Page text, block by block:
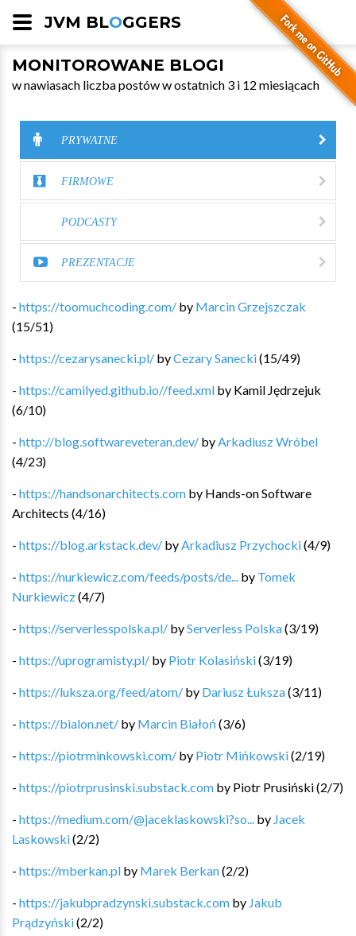
JVM BLOGGERS
MONITOROWANE BLOGI
w nawiasach liczba postów w ostatnich 3 i 12 miesiącach
PRYWATNE
FIRMOWE
PODCASTY
PREZENTACJE
- https://toomuchcoding.com/ by Marcin Grzejszczak
(15/51)
- https://cezarysanecki.pl/ byCezary Sanecki(15/49)
- https://camilyed.github.io//feed.xml by Kamil Jędrzejuk
(6/10)
- http://blog.softwareveteran.dev/ by Arkadiusz Wróbel
(4/23)
- https://handsonarchitects.com by Hands-on Software
Architects (4/16)
- https://blog.arkstack.dev/ by Arkadiusz Przychocki(4/9)
- https://nurkiewicz.com/feeds/posts/de... by Tomek
Nurkiewicz(4/7)
- https://serverlesspolska.pl/ byServerless Polska(3/19)
- https://uprogramisty.pl/ by Piotr Kolasiński(3/19)
- https://luksza.org/feed/atom/ by Dariusz Łuksza(3/11)
- https://bialon.net/ by Marcin Białoń (3/6)
- https://piotrminkowski.com/ by Piotr Mińkowski(2/19)
- https://piotrprusinski.substack.com by Piotr Prusiński(2/7)
- https://medium.com/@jaceklaskowski?so... by Jacek
Laskowski(2/2)
- https://mberkan.pl by Marek Berkan(2/2)
- https://jakubpradzynski.substack.com by Jakub
Prądzyński(2/2)